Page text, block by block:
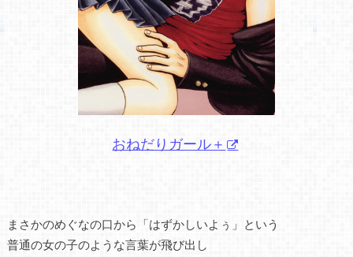
おねだりガール＋
まさかのめぐなの口から「はずかしいよぅ」という
普通の女の子のような言葉が飛び出し